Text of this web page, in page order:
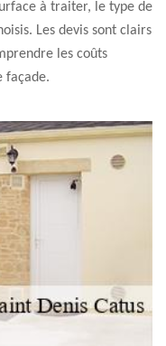
à traiter, le type de
Les devis sont clairs
les coûts
façade.